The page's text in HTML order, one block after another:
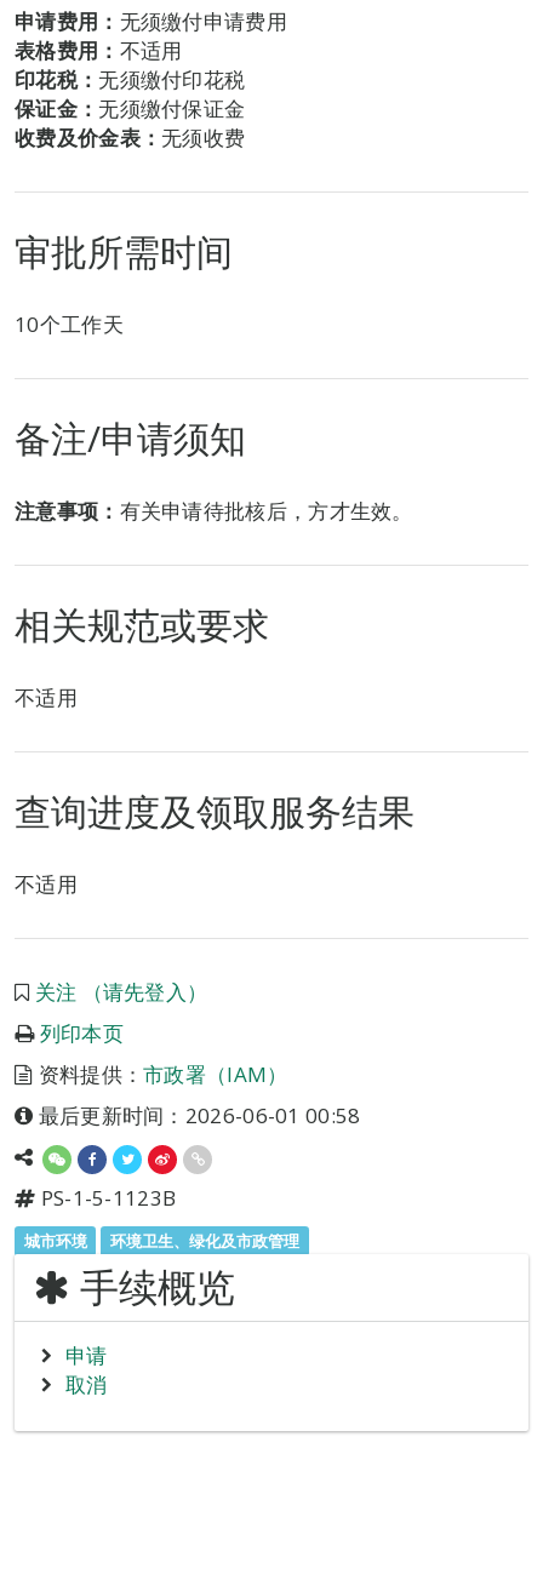
申请费用： 无须缴付申请费用
表格费用： 不适用
印花税：无须缴付印花税
保证金：无须缴付保证金
收费及价金表：无须收费
审批所需时间
10个工作天
备注/申请须知
注意事项： 有关申请待批核后，方才生效。
相关规范或要求
不适用
查询进度及领取服务结果
不适用
关注 （请先登入）
列印本页
资料提供：市政署（IAM）
最后更新时间：2026-06-01 00:58
PS-1-5-1123B
城市环境 环境卫生、绿化及市政管理
手续概览
申请
取消